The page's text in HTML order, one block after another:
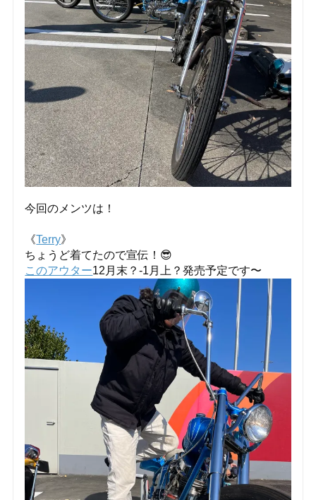
今回のメンツは！
《Terry》
ちょうど着てたので宣伝！😎
このアウター12月末？-1月上？発売予定です〜